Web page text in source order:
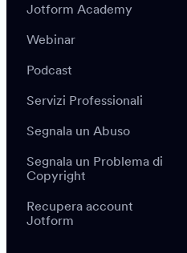
Jotform Academy
Webinar
Podcast
Servizi Professionali
Segnala un Abuso
Segnala un Problema di
Copyright
Recupera account
Jotform